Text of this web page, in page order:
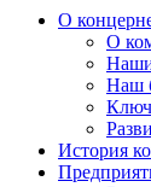
О
О
Наш
История